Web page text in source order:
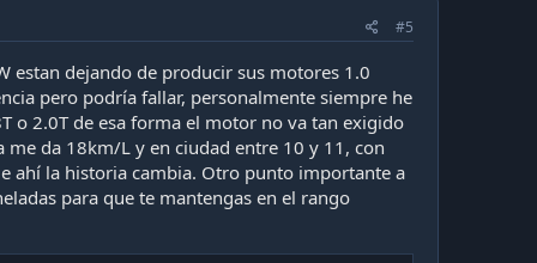
#5
estan dejando de producir sus motores 1.0
pero podría fallar, personalmente siempre he
o 2.0T de esa forma el motor no va tan exigido
da 18km/L y en ciudad entre 10 y 11, con
ahí la historia cambia. Otro punto importante a
para que te mantengas en el rango